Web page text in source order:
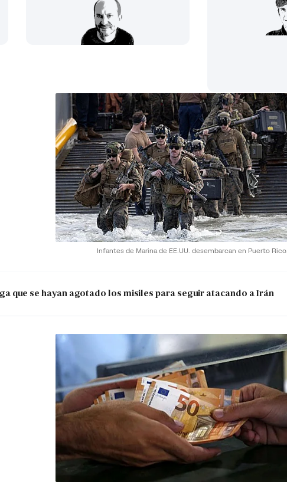
Infantes de Marina de EE.UU. desembarcan en Puerto Rico.
que se hayan agotado los misiles para seguir atacando a Irán